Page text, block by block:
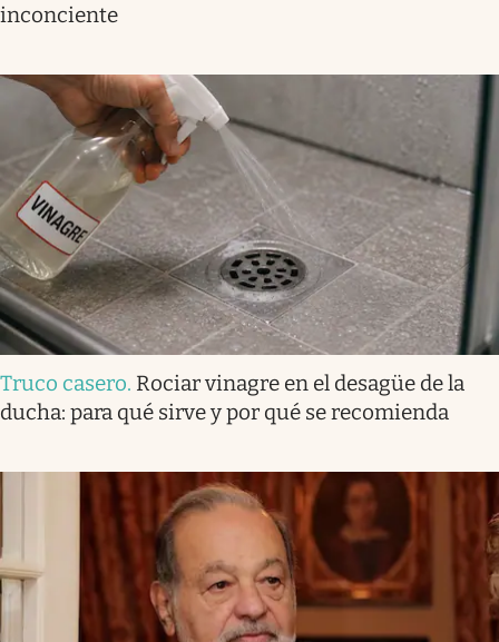
inconciente
Truco casero. Rociar vinagre en el desagüe de la
ducha: para qué sirve y por qué se recomienda